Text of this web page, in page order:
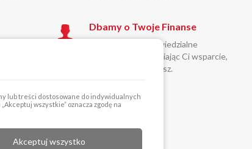
lub treści dostosowane do indywidualnych
wszystkie” oznacza zgodę na
Akceptuj wszystko
Internet
z
Dbamy o Twoje Finanse
Stawiamy na odpowiedzialne
pożyczanie, zapewniając Ci wsparcie,
którego potrzebujesz.